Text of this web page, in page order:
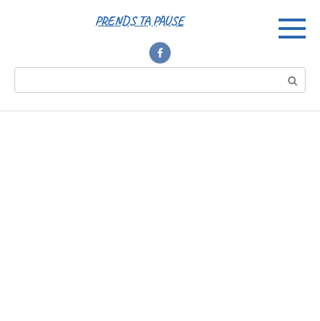
PRENDS TA PAUSE